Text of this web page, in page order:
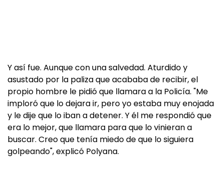
Y así fue. Aunque con una salvedad. Aturdido y
asustado por la paliza que acababa de recibir, el
propio hombre le pidió que llamara a la Policía. "Me
imploró que lo dejara ir, pero yo estaba muy enojada
y le dije que lo iban a detener. Y él me respondió que
era lo mejor, que llamara para que lo vinieran a
buscar. Creo que tenía miedo de que lo siguiera
golpeando", explicó Polyana.